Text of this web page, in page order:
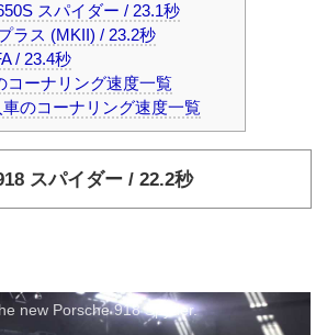
スパイダー / 23.1秒
ラス (MKII) / 23.2秒
/ 23.4秒
コーナリング速度一覧
車のコーナリング速度一覧
スパイダー / 22.2秒
new Porsche 918 Spyder.